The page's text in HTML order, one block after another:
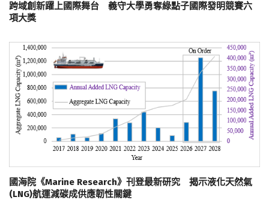
跨域創新躍上國際舞台 義守大學勇奪綠點子國際發明競賽六
項大獎
國海院《Marine Research》刊登最新研究 揭示液化天然氣
(LNG)航運減碳成供應韌性關鍵